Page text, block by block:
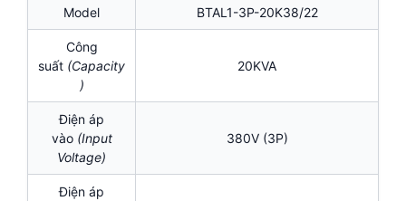
Model BTAL1-3P-20K38/22
Công
suất (Capacity
)
20KVA
Điện áp
vào (Input
Voltage)
380V (3P)
Điện áp